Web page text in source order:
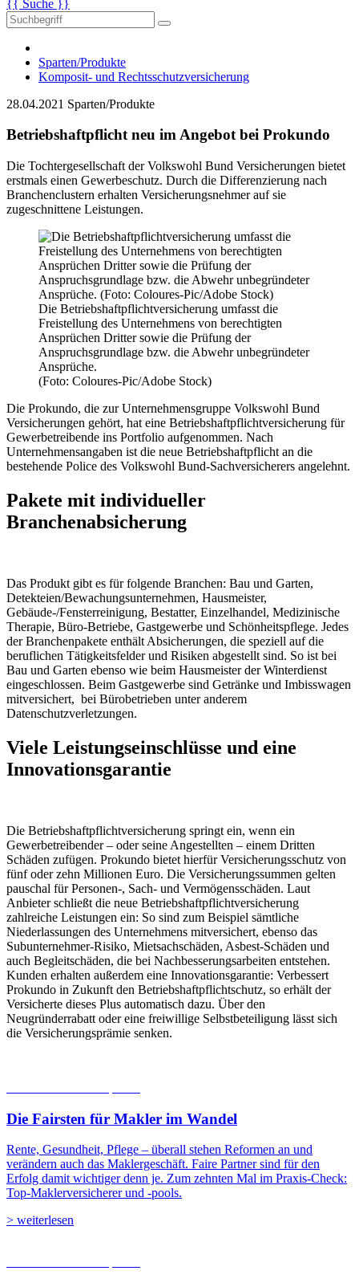
{{ Suche }}
Sparten/Produkte
Komposit- und Rechtsschutzversicherung
28.04.2021 Sparten/Produkte
Betriebshaftpflicht neu im Angebot bei Prokundo
Die Tochtergesellschaft der Volkswohl Bund Versicherungen bietet
erstmals einen Gewerbeschutz. Durch die Differenzierung nach
Branchenclustern erhalten Versicherungsnehmer auf sie
zugeschnittene Leistungen.
Die Betriebshaftpflichtversicherung umfasst die
Freistellung des Unternehmens von berechtigten
Ansprüchen Dritter sowie die Prüfung der
Anspruchsgrundlage bzw. die Abwehr unbegründeter
Ansprüche.
(Foto: Coloures-Pic/Adobe Stock)
Die Prokundo, die zur Unternehmensgruppe Volkswohl Bund
Versicherungen gehört, hat eine Betriebshaftpflichtversicherung für
Gewerbetreibende ins Portfolio aufgenommen. Nach
Unternehmensangaben ist die neue Betriebshaftpflicht an die
bestehende Police des Volkswohl Bund-Sachversicherers angelehnt.
Pakete mit individueller
Branchenabsicherung
Das Produkt gibt es für folgende Branchen: Bau und Garten,
Detekteien/Bewachungsunternehmen, Hausmeister,
Gebäude-/Fensterreinigung, Bestatter, Einzelhandel, Medizinische
Therapie, Büro-Betriebe, Gastgewerbe und Schönheitspflege. Jedes
der Branchenpakete enthält Absicherungen, die speziell auf die
beruflichen Tätigkeitsfelder und Risiken abgestellt sind. So ist bei
Bau und Garten ebenso wie beim Hausmeister der Winterdienst
eingeschlossen. Beim Gastgewerbe sind Getränke und Imbisswagen
mitversichert, bei Bürobetrieben unter anderem
Datenschutzverletzungen.
Viele Leistungseinschlüsse und eine
Innovationsgarantie
Die Betriebshaftpflichtversicherung springt ein, wenn ein
Gewerbetreibender – oder seine Angestellten – einem Dritten
Schäden zufügen. Prokundo bietet hierfür Versicherungsschutz von
fünf oder zehn Millionen Euro. Die Versicherungssummen gelten
pauschal für Personen-, Sach- und Vermögensschäden. Laut
Anbieter schließt die neue Betriebshaftpflichtversicherung
zahlreiche Leistungen ein: So sind zum Beispiel sämtliche
Niederlassungen des Unternehmens mitversichert, ebenso das
Subunternehmer-Risiko, Mietsachschäden, Asbest-Schäden und
auch Begleitschäden, die bei Nachbesserungsarbeiten entstehen.
Kunden erhalten außerdem eine Innovationsgarantie: Verbessert
Prokundo in Zukunft den Betriebshaftpflichtschutz, so erhält der
Versicherte dieses Plus automatisch dazu. Über den
Neugründerrabatt oder eine freiwillige Selbstbeteiligung lässt sich
die Versicherungsprämie senken.
Die Fairsten für Makler im Wandel
Rente, Gesundheit, Pflege – überall stehen Reformen an und
verändern auch das Maklergeschäft. Faire Partner sind für den
Erfolg damit wichtiger denn je. Zum zehnten Mal im Praxis-Check:
Top-Maklerversicherer und -pools.
> weiterlesen